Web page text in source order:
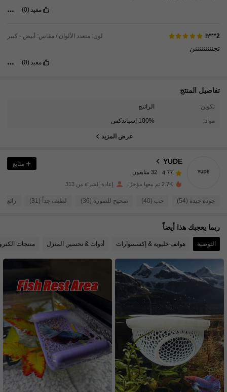
مفيد(0)
h***2 لون: متعدد الألوان / مقاس: أبيض - كبير
تجنننننننننن
مفيد(0)
تفاصيل المنتج
تكوين: الراتنج
مواد: 100% إسباندكس
عرض المزيد
YUDE
32 متابعون
32 متابعون
M***'
تمت متابعةمنذ 1 يوم
4.77
32 متابعون
4.77
4.77 32 متابعون
4.77 32 متابعون
متابع
2.7K تم بيعها مؤخرًا إعادة الشراء من 313
جودة جيدة (54) حب (40) صحيح للصورة (36) لطيف جداً (31) رائع جداً
ربما يعجبك هذا أيضاً
التوصية هواتف خليوية & إكسسوارات أدوات & تحسين المنزل منتجات